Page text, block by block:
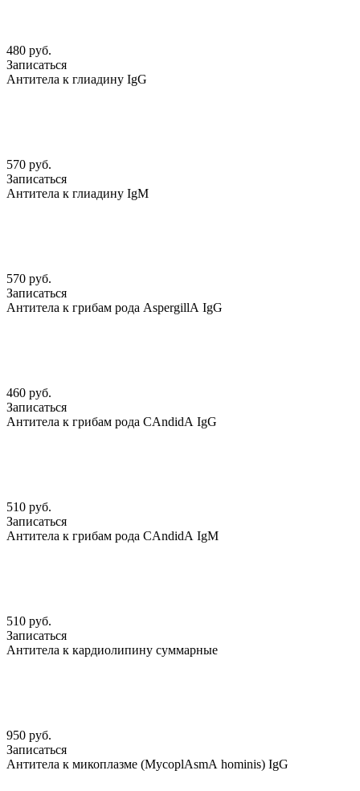
480 руб.
Записаться
Антитела к глиадину IgG
570 руб.
Записаться
Антитела к глиадину IgM
570 руб.
Записаться
Антитела к грибам рода АspergillА IgG
460 руб.
Записаться
Антитела к грибам рода CАndidА IgG
510 руб.
Записаться
Антитела к грибам рода CАndidА IgМ
510 руб.
Записаться
Антитела к кардиолипину суммарные
950 руб.
Записаться
Антитела к микоплазме (MycoplАsmА hominis) IgG